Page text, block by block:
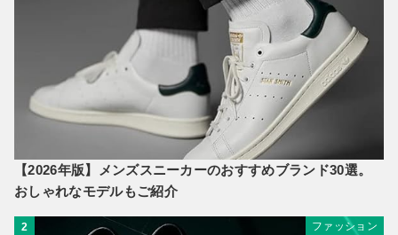
【2026年版】メンズスニーカーのおすすめブランド30選。
おしゃれなモデルもご紹介
2 ファッション